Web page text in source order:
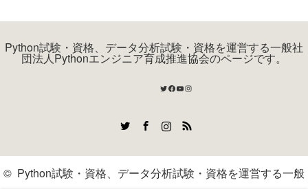
Python試験・資格、データ分析試験・資格を運営する一般社
団法人Pythonエンジニア育成推進協会のページです。
Twitter
Facebook
YouTube
Instagram
RSS
© Python試験・資格、データ分析試験・資格を運営する一般